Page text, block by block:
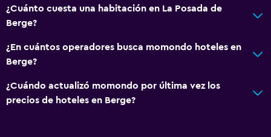
¿Cuánto cuesta una habitación en La Posada de
Berge?
¿En cuántos operadores busca momondo hoteles en
Berge?
¿Cuándo actualizó momondo por última vez los
precios de hoteles en Berge?